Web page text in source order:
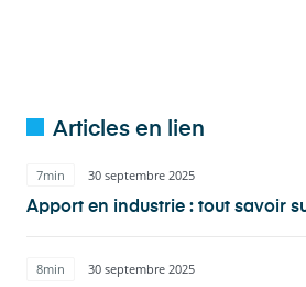
Articles en lien
7min 30 septembre 2025
Apport en industrie : tout savoir
8min 30 septembre 2025